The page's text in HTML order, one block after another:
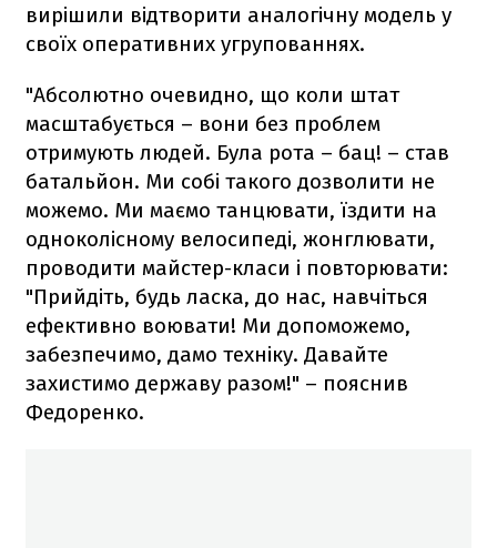
вирішили відтворити аналогічну модель у
своїх оперативних угрупованнях.
"Абсолютно очевидно, що коли штат
масштабується – вони без проблем
отримують людей. Була рота – бац! – став
батальйон. Ми собі такого дозволити не
можемо. Ми маємо танцювати, їздити на
одноколісному велосипеді, жонглювати,
проводити майстер-класи і повторювати:
"Прийдіть, будь ласка, до нас, навчіться
ефективно воювати! Ми допоможемо,
забезпечимо, дамо техніку. Давайте
захистимо державу разом!" – пояснив
Федоренко.